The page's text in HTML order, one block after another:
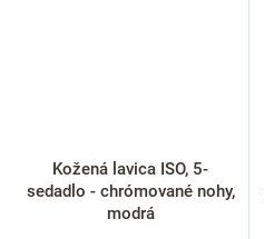
Kožená lavica ISO, 5-
sedadlo - chrómované nohy,
modrá